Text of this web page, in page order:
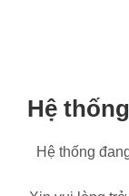
Hệ
Hệ thống